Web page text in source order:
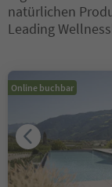
natürlichen
Leading
Online buchbar